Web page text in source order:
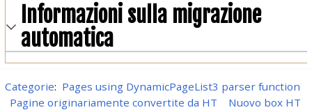
Informazioni sulla migrazione
automatica
Categorie: Pages using DynamicPageList3 parser function
Pagine originariamente convertite da HT
Nuovo box HT